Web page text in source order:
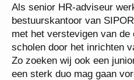
Als senior HR-adviseur
bestuurskantoor van
met het verstevigen van de
scholen door het inrichten
Zo zoeken wij ook een
een sterk duo mag gaan